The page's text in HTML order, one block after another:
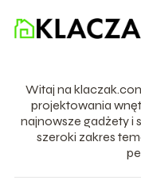
Witaj na
projektowania
najnowsze gadżety i
szeroki zakres